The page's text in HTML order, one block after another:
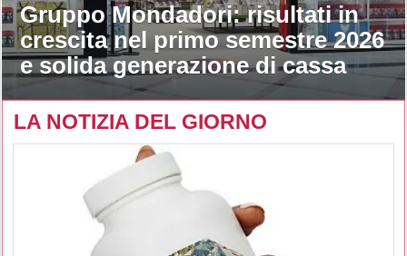
Gruppo Mondadori: risultati in
crescita nel primo semestre 2026
e solida generazione di cassa
LA NOTIZIA DEL GIORNO